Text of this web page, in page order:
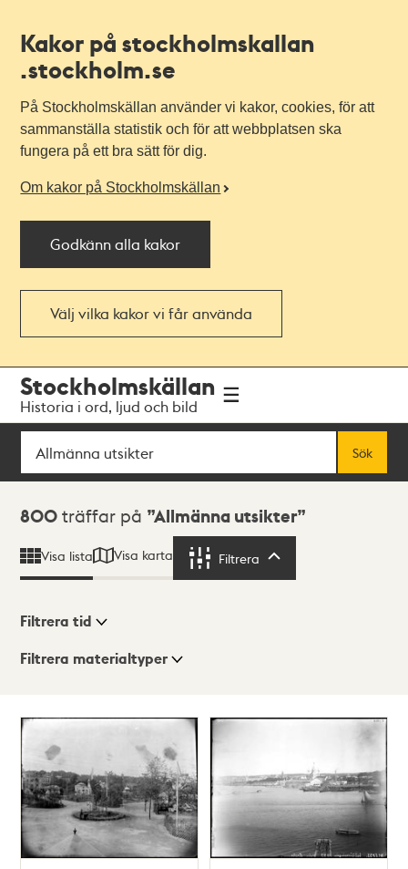
Kakor på stockholmskallan
.stockholm.se
På Stockholmskällan använder vi kakor, cookies, för att
sammanställa statistik och för att webbplatsen ska
fungera på ett bra sätt för dig.
Om kakor på Stockholmskällan
Godkänn alla kakor
Välj vilka kakor vi får använda
navigationen
huvudinnehållet
Stockholmskällan
Historia i ord, ljud och bild
Sök
Sök
Sökresultat
800 träffar på Allmänna utsikter
Visa lista Visa karta Filtrera
Visningsläge
Filtrera tid
Filtrera materialtyper
800träffar